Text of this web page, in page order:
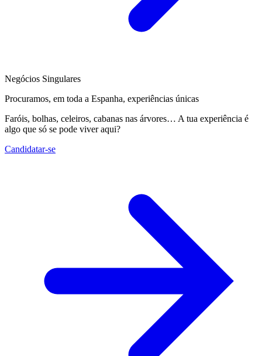
Negócios Singulares
Procuramos, em toda a Espanha, experiências únicas
Faróis, bolhas, celeiros, cabanas nas árvores… A tua experiência é
algo que só se pode viver aqui?
Candidatar-se